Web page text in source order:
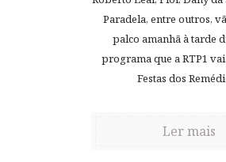
Paradela, entre outros,
palco amanhã à tarde
programa que a RTP1
Festas dos
Ler mais